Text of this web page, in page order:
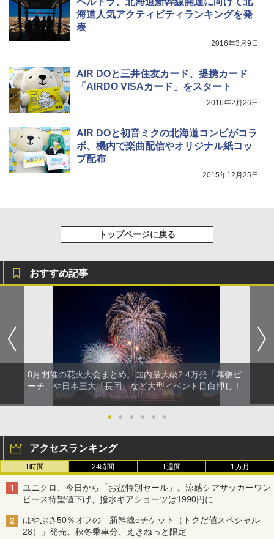
ポインターライト 強力 小型 緑色/赤色/青紫色
ンパクト多機能設計 持ち運び便利 アウトド
￥1,180
海道人気アクティビティランキングを発
表
2016年3月9日
AIR DOと三井住友カード、提携カード
「AIRDO VISAカード」をスタート
2016年2月26日
AIR DOと初音ミクの北海道コンビがコラ
ボ、機内で楽曲配信やオリジナル紙コッ
プ配布
2015年12月25日
トップページに戻る
おすすめ記事
8月開催の花火大会まとめ。国内最大級2.4万発「幕張ビ
ーチ」や日本三大「長岡」など大型イベント目白押し！
● ● ● ● ● ●
アクセスランキング
1時間 24時間 1週間 1カ月
ユニクロ、今日から「お盆特別セール」。涼感シアサッカーワン
ピース待望値下げ、撥水ギアショーツは1990円に
はやぶさ50％オフの「新幹線eチケット（トクだ値スペシャル
28）」発売。秋冬乗車分、えきねっと限定